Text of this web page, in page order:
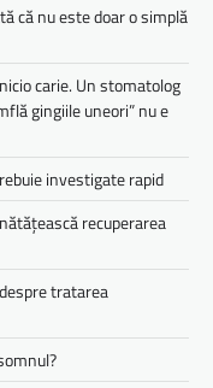
că nu este doar o simplă
carie. Un stomatolog
gingiile uneori” nu e
investigate rapid
recuperarea
tratarea